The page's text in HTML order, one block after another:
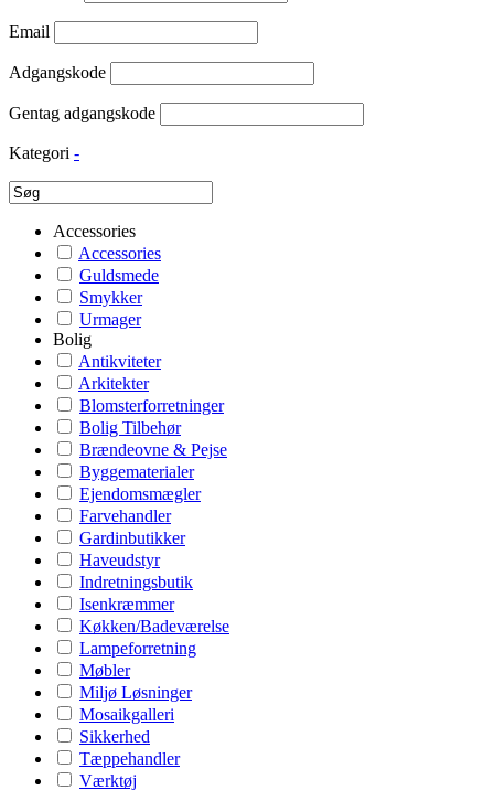
Email
Adgangskode
Gentag adgangskode
Kategori -
Accessories
Accessories
Guldsmede
Smykker
Urmager
Bolig
Antikviteter
Arkitekter
Blomsterforretninger
Bolig Tilbehør
Brændeovne & Pejse
Byggematerialer
Ejendomsmægler
Farvehandler
Gardinbutikker
Haveudstyr
Indretningsbutik
Isenkræmmer
Køkken/Badeværelse
Lampeforretning
Møbler
Miljø Løsninger
Mosaikgalleri
Sikkerhed
Tæppehandler
Værktøj